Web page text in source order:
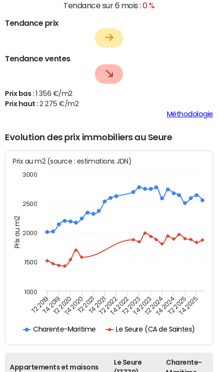
Tendance sur 6 mois :0 %
Tendance prix
Tendance ventes
Prix bas :
1 356 €/m2
Prix haut :2 275 €/m2
Méthodologie
Evolution des prix immobiliers au Seure
Prix au m2
Prix au m2 (source : estimations JDN)
Charente-Maritime Le Seure (CA de Saintes)
T2 2019T4 2019T2 2020T4 2020T2 2021T4 2021T2 2022T4 2022T2 2023T4 2023T2 2024T4 2024T2 2025T4 2025
1000
1500
2000
2500
3000
Appartements et maisons
Le Seure
Charente-